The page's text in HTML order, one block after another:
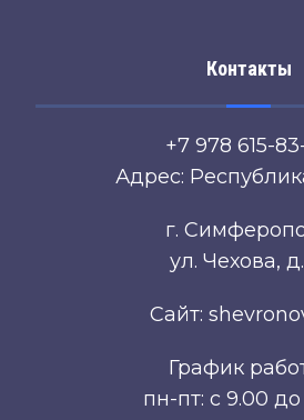
Контакты
+7 978 615-
Адрес:
г.
ул. Чехова, д.
Сайт:
График
пн-пт: с 9.00 до